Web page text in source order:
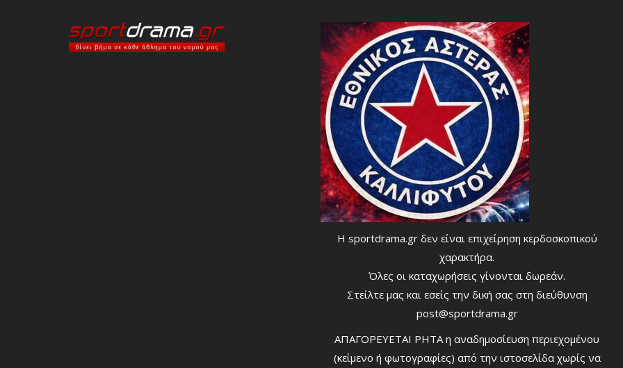
Η sportdrama.gr δεν είναι επιχείρηση κερδοσκοπικού
χαρακτήρα.
Όλες οι καταχωρήσεις γίνονται δωρεάν.
Στείλτε μας και εσείς την δική σας στη διεύθυνση
post@sportdrama.gr
ΑΠΑΓΟΡΕΥΕΤΑΙ ΡΗΤΑ η αναδημοσίευση περιεχομένου
(κείμενο ή φωτογραφίες) από την ιστοσελίδα χωρίς να